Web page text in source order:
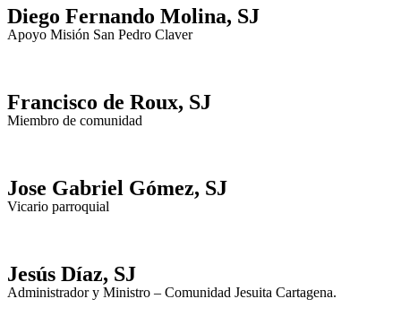
Diego Fernando Molina, SJ
Apoyo Misión San Pedro Claver
Francisco de Roux, SJ
Miembro de comunidad
Jose Gabriel Gómez, SJ
Vicario parroquial
Jesús Díaz, SJ
Administrador y Ministro – Comunidad Jesuita Cartagena.